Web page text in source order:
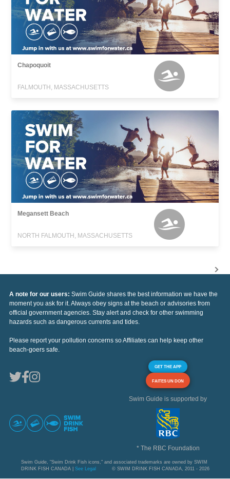
Chapoquoit
FALMOUTH, MASSACHUSETTS
Megansett Beach
NORTH FALMOUTH, MASSACHUSETTS
A note for our users: Swim Guide shares the best information we have the
moment you ask for it. Always obey signs at the beach or advisories from
official government agencies. Stay alert and check for other swimming
hazards such as dangerous currents and tides.
Please report your pollution concerns so Affiliates can help keep other
beach-goers safe.
GET THE APP
FAITES UN DON
Swim Guide is supported by
* The RBC Foundation
Swim Guide, "Swim Drink Fish icons," and associated trademarks are owned by SWIM
DRINK FISH CANADA | See Legal © SWIM DRINK FISH CANADA, 2011 - 2026